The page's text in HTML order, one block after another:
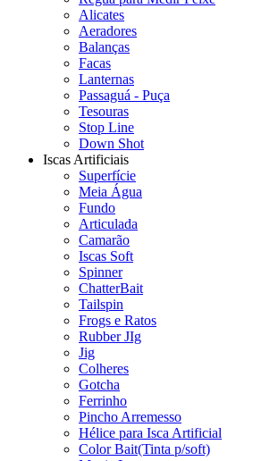
Alicates
Aeradores
Balanças
Facas
Lanternas
Passaguá - Puça
Tesouras
Stop Line
Down Shot
Iscas Artificiais
Superfície
Meia Água
Fundo
Articulada
Camarão
Iscas Soft
Spinner
ChatterBait
Tailspin
Frogs e Ratos
Rubber JIg
Jig
Colheres
Gotcha
Ferrinho
Pincho Arremesso
Hélice para Isca Artificial
Color Bait(Tinta p/soft)